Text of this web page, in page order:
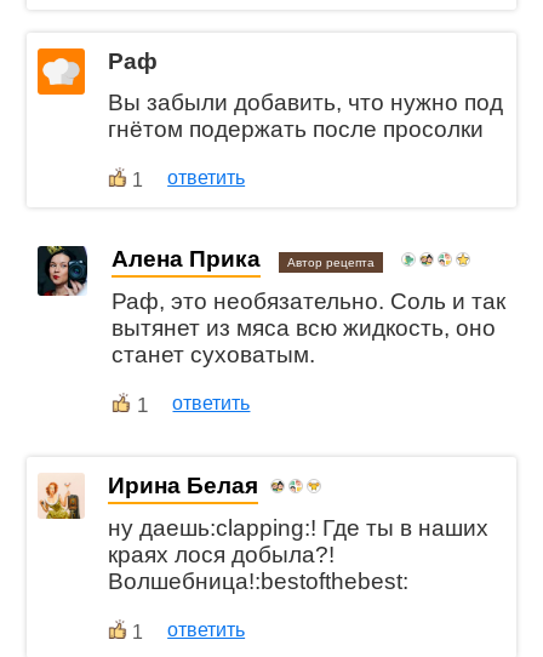
Раф
Вы забыли добавить, что нужно под
гнётом подержать после просолки
1 ответить
Алена Прика Автор рецепта
Раф, это необязательно. Соль и так
вытянет из мяса всю жидкость, оно
станет суховатым.
1 ответить
Ирина Белая
ну даешь:clapping:! Где ты в наших
краях лося добыла?!
Волшебница!:bestofthebest:
1 ответить